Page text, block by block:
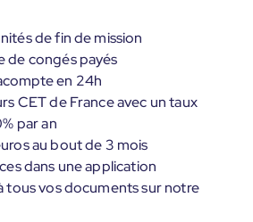
de fin de mission
de congés payés
en 24h
CET de France avec un taux
par an
au bout de 3 mois
dans une application
tous vos documents sur notre